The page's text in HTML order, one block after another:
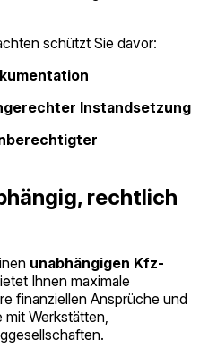
schützt Sie davor:
Instandsetzung
rechtlich
unabhängigen Kfz-
Ihnen maximale
finanziellen Ansprüche und
Werkstätten,